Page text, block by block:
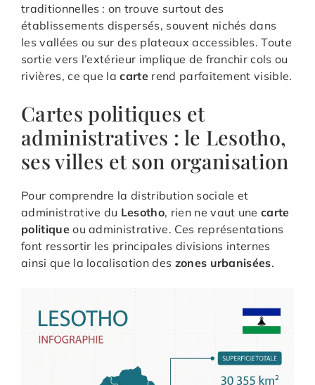
traditionnelles : on trouve surtout des
établissements dispersés, souvent nichés dans
les vallées ou sur des plateaux accessibles. Toute
sortie vers l’extérieur implique de franchir cols ou
rivières, ce que lacarte rend parfaitement visible.
Cartes politiques et
administratives : le Lesotho,
ses villes et son organisation
Pour comprendre la distribution sociale et
administrative du Lesotho, rien ne vaut unecarte
politiqueou administrative. Ces représentations
font ressortir les principales divisions internes
ainsi que la localisation des zones urbanisées.